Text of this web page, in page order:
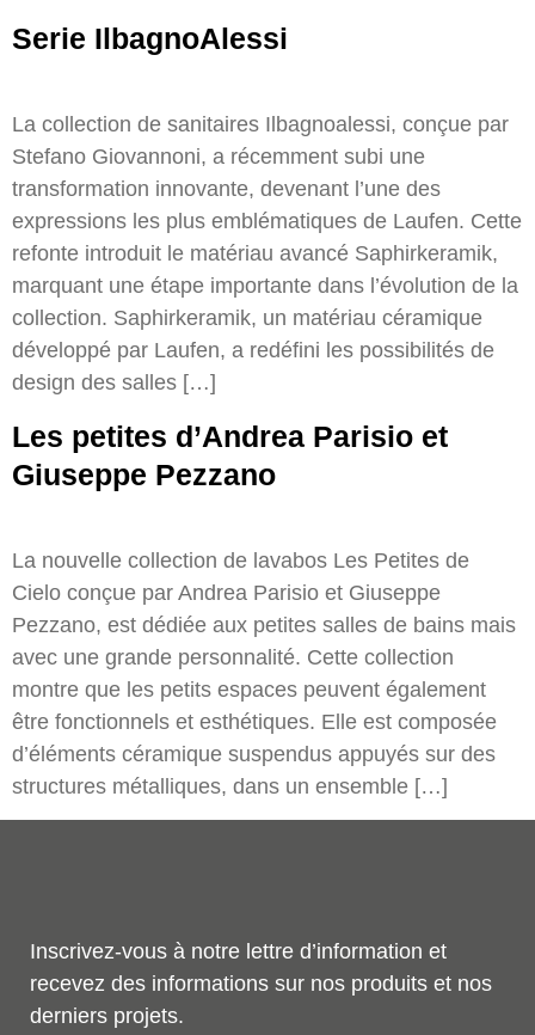
Serie IlbagnoAlessi
La collection de sanitaires Ilbagnoalessi, conçue par
Stefano Giovannoni, a récemment subi une
transformation innovante, devenant l’une des
expressions les plus emblématiques de Laufen. Cette
refonte introduit le matériau avancé Saphirkeramik,
marquant une étape importante dans l’évolution de la
collection. Saphirkeramik, un matériau céramique
développé par Laufen, a redéfini les possibilités de
design des salles […]
Les petites d’Andrea Parisio et
Giuseppe Pezzano
La nouvelle collection de lavabos Les Petites de
Cielo conçue par Andrea Parisio et Giuseppe
Pezzano, est dédiée aux petites salles de bains mais
avec une grande personnalité. Cette collection
montre que les petits espaces peuvent également
être fonctionnels et esthétiques. Elle est composée
d’éléments céramique suspendus appuyés sur des
structures métalliques, dans un ensemble […]
Inscrivez-vous à notre lettre d’information et
recevez des informations sur nos produits et nos
derniers projets.